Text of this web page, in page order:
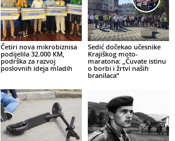
Četiri nova mikrobiznisa
podijelila 32.000 KM,
podrška za razvoj
poslovnih ideja mladih
Sedić dočekao učesnike
Krajiškog moto-
maratona: „Čuvate istinu
o borbi i žrtvi naših
branilaca“